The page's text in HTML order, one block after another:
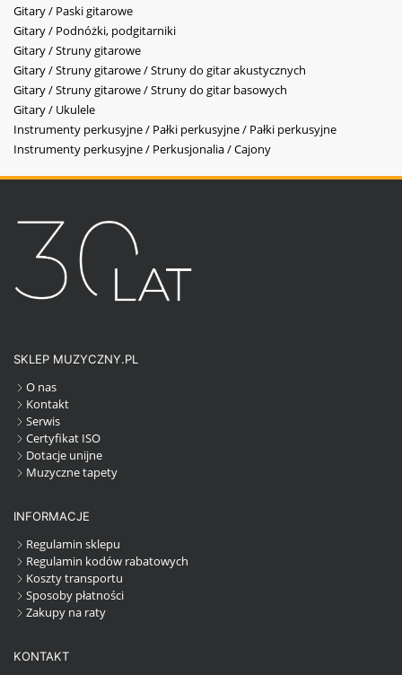
Gitary / Paski gitarowe
Gitary / Podnóżki, podgitarniki
Gitary / Struny gitarowe
Gitary / Struny gitarowe / Struny do gitar akustycznych
Gitary / Struny gitarowe / Struny do gitar basowych
Gitary / Ukulele
Instrumenty perkusyjne / Pałki perkusyjne / Pałki perkusyjne
Instrumenty perkusyjne / Perkusjonalia / Cajony
SKLEP MUZYCZNY.PL
O nas
Kontakt
Serwis
Certyfikat ISO
Dotacje unijne
Muzyczne tapety
INFORMACJE
Regulamin sklepu
Regulamin kodów rabatowych
Koszty transportu
Sposoby płatności
Zakupy na raty
KONTAKT